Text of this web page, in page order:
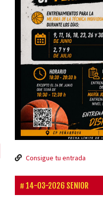
Consigue tu entrada
14-03-2026 SENIOR